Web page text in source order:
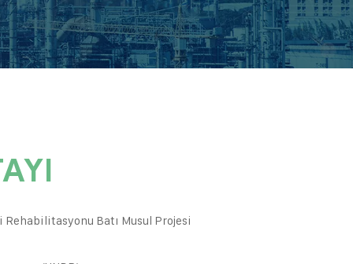
Rehabilitasyonu Batı Musul Projesi